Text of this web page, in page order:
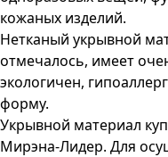
кожаных изделий.
Нетканый укрывной
отмечалось, имеет
экологичен,
форму.
Укрывной материал
Мирэна-Лидер. Для